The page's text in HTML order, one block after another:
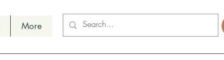
More